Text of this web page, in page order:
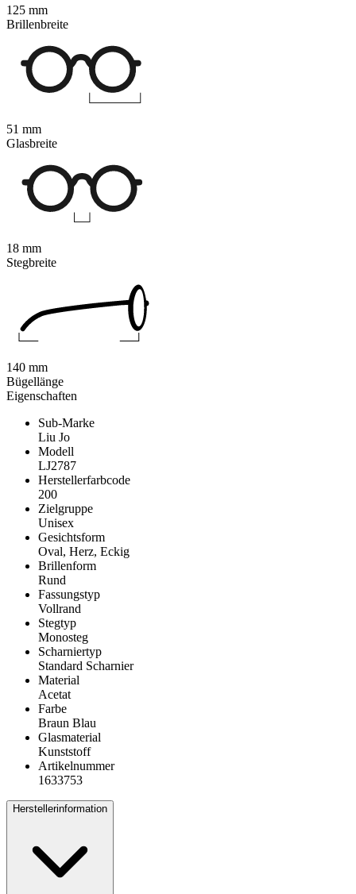
Eigenschaften
Sub-Marke
Liu Jo
Modell
LJ2787
Herstellerfarbcode
200
Zielgruppe
Unisex
Gesichtsform
Oval, Herz, Eckig
Brillenform
Rund
Fassungstyp
Vollrand
Stegtyp
Monosteg
Scharniertyp
Standard Scharnier
Material
Acetat
Farbe
Braun Blau
Glasmaterial
Kunststoff
Artikelnummer
1633753
Herstellerinformation
125 mm
Brillenbreite
51 mm
Glasbreite
18 mm
Stegbreite
140 mm
Bügellänge